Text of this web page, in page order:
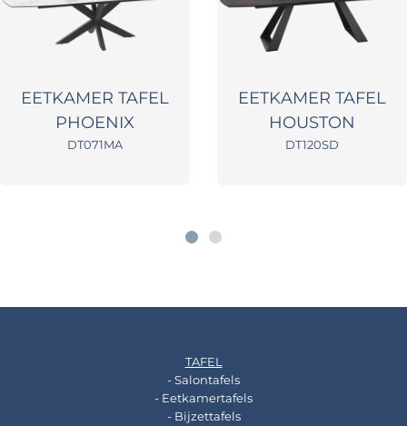
EETKAMER TAFEL
PHOENIX
DT071MA
EETKAMER TAFEL
HOUSTON
DT120SD
TAFEL
- Salontafels
- Eetkamertafels
- Bijzettafels